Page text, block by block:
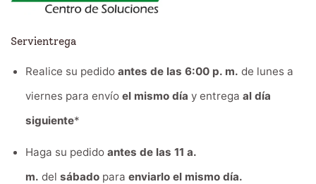
Servientrega
Realice su pedido antes de las 6:00 p. m. de lunes a
viernes para envío el mismo día y entrega al día
siguiente*
Haga su pedido antes de las 11 a.
m. del sábadopara enviarlo el mismo día.